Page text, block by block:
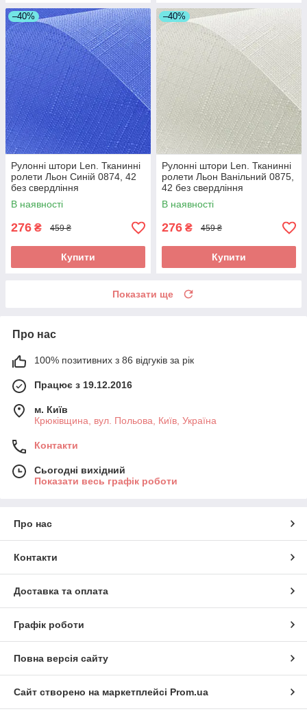
–40%
Рулонні штори Len. Тканинні
ролети Льон Синій 0874, 42
без свердління
В наявності
276 ₴ 459 ₴
Купити
–40%
Рулонні штори Len. Тканинні
ролети Льон Ванільний 0875,
42 без свердління
В наявності
276 ₴ 459 ₴
Купити
Показати ще
Про нас
100% позитивних з 86 відгуків за рік
Працює з 19.12.2016
м. Київ
Крюківщина, вул. Польова, Київ, Україна
Контакти
Сьогодні вихідний
Показати весь графік роботи
Про нас
Контакти
Доставка та оплата
Графік роботи
Повна версія сайту
Сайт створено на маркетплейсі Prom.ua